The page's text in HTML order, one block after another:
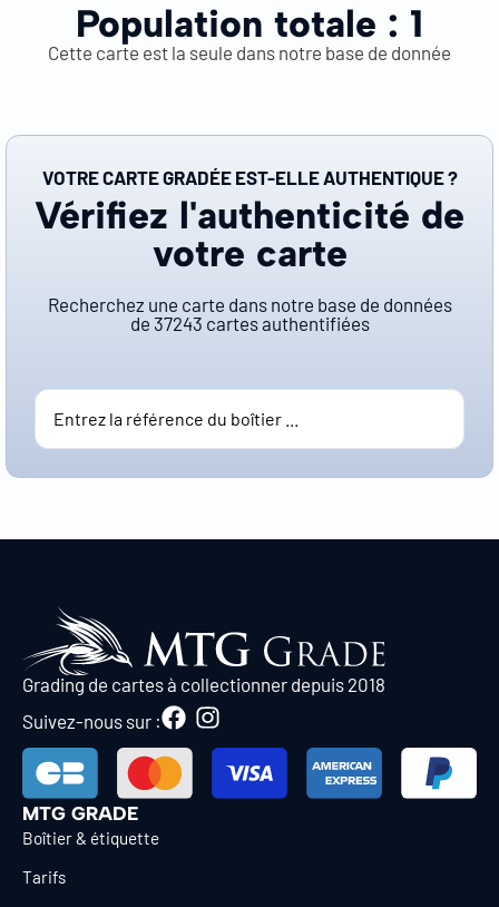
Population totale : 1
Cette carte est la seule dans notre base de donnée
VOTRE CARTE GRADÉE EST-ELLE AUTHENTIQUE ?
Vérifiez l'authenticité de
votre carte
Recherchez une carte dans notre base de données
de 37243 cartes authentifiées
Grading de cartes à collectionner depuis 2018
Suivez-nous sur :
MTG GRADE
Boîtier & étiquette
Tarifs